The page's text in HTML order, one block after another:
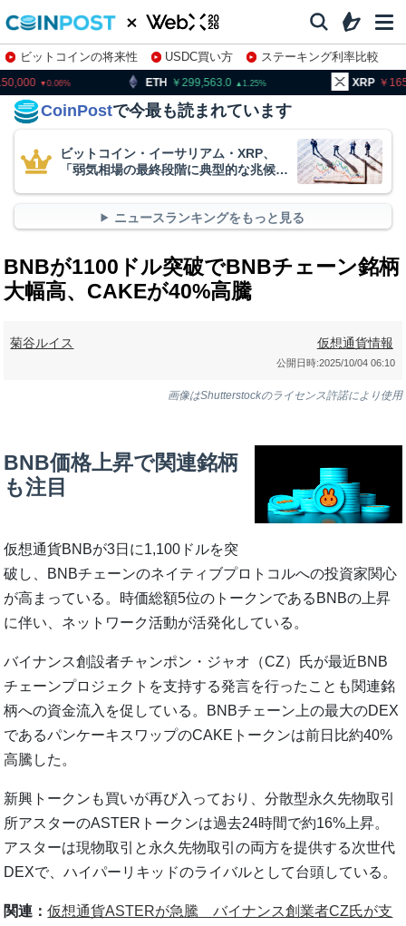
ビットコインの将来性 USDC買い方
ステーキング利率比較
株特集・関連銘柄
ETH 299,563.0 XRP 165.23
CoinPostで今最も読まれています
ビットコイン・イーサリアム・XRP、
「弱気相場の最終段階に典型的な兆候」
ニュースランキングをもっと見る
BNBが1100ドル突破でBNBチェーン銘柄
大幅高、CAKEが40%高騰
菊谷ルイス 仮想通貨情報
公開日時:2025/10/04 06:10
画像はShutterstockのライセンス許諾により使用
BNB価格上昇で関連銘柄
も注目
仮想通貨BNBが3日に1,100ドルを突
破し、BNBチェーンのネイティブプロトコルへの投資家関心
が高まっている。時価総額5位のトークンであるBNBの上昇
に伴い、ネットワーク活動が活発化している。
バイナンス創設者チャンポン・ジャオ（CZ）氏が最近BNB
チェーンプロジェクトを支持する発言を行ったことも関連銘
柄への資金流入を促している。BNBチェーン上の最大のDEX
であるパンケーキスワップのCAKEトークンは前日比約40%
高騰した。
新興トークンも買いが再び入っており、分散型永久先物取引
所アスターのASTERトークンは過去24時間で約16%上昇。
アスターは現物取引と永久先物取引の両方を提供する次世代
DEXで、ハイパーリキッドのライバルとして台頭している。
関連：仮想通貨ASTERが急騰 バイナンス創業者CZ氏が支